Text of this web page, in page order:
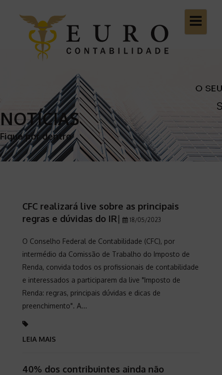
Toggle
NOTÍCIAS
Fique por dentro
CFC realizará live sobre as principais
regras e dúvidas do IR| 18/05/2023
O Conselho Federal de Contabilidade (CFC), por
intermédio da Comissão de Trabalho do Imposto de
Renda, convida todos os profissionais de contabilidade
e interessados a participarem da live "Imposto de
Renda: regras, principais dúvidas e dicas de
preenchimento". A...
LEIA MAIS
40% dos contribuintes ainda não